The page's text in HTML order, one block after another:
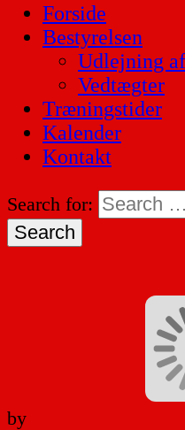
Forside
Bestyrelsen
Udlejning
Vedtægter
Træningstider
Kalender
Kontakt
Search for:
by